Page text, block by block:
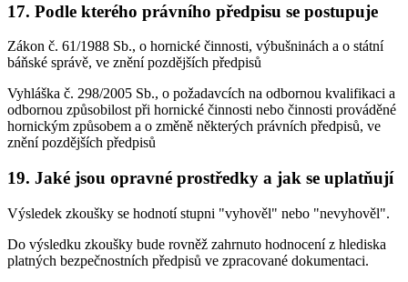
17. Podle kterého právního předpisu se postupuje
Zákon č. 61/1988 Sb., o hornické činnosti, výbušninách a o státní
báňské správě, ve znění pozdějších předpisů
Vyhláška č. 298/2005 Sb., o požadavcích na odbornou kvalifikaci a
odbornou způsobilost při hornické činnosti nebo činnosti prováděné
hornickým způsobem a o změně některých právních předpisů, ve
znění pozdějších předpisů
19. Jaké jsou opravné prostředky a jak se uplatňují
Výsledek zkoušky se hodnotí stupni "vyhověl" nebo "nevyhověl".
Do výsledku zkoušky bude rovněž zahrnuto hodnocení z hlediska
platných bezpečnostních předpisů ve zpracované dokumentaci.